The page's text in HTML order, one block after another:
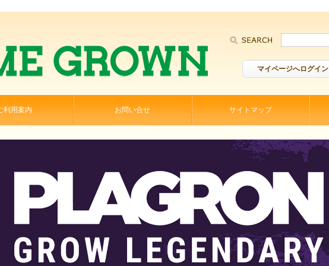
マイページへログイン
利用案内 お問い合せ サイトマップ